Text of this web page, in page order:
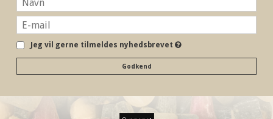
Jeg vil gerne tilmeldes nyhedsbrevet
Godkend